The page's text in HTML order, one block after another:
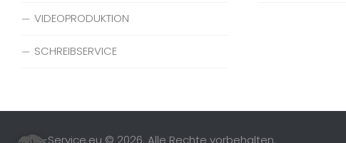
VIDEOPRODUKTION
SCHREIBSERVICE